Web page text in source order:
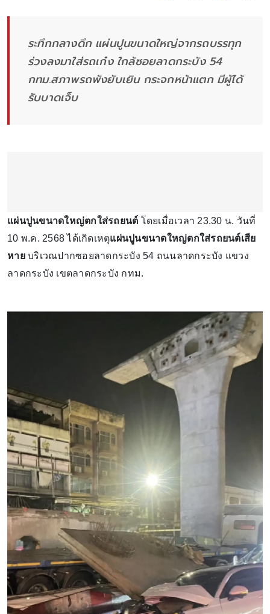
ระทึกกลางดึก แผ่นปูนขนาดใหญ่จากรถบรรทุก
ร่วงลงมาใส่รถเก๋ง ใกล้ซอยลาดกระบัง 54
กทม.สภาพรถพังยับเยิน กระจกหน้าแตก มีผู้ได้
รับบาดเจ็บ
แผ่นปูนขนาดใหญ่ตกใส่รถยนต์ โดยเมื่อเวลา 23.30 น. วันที่
10 พ.ค. 2568 ได้เกิดเหตุแผ่นปูนขนาดใหญ่ตกใส่รถยนต์เสีย
หาย บริเวณปากซอยลาดกระบัง 54 ถนนลาดกระบัง แขวง
ลาดกระบัง เขตลาดกระบัง กทม.